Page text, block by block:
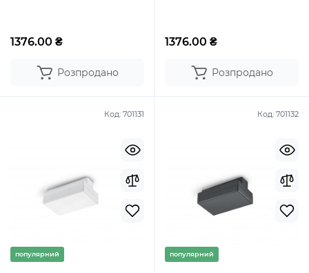
1376.00 ₴
Розпродано
1376.00 ₴
Розпродано
Код: 701131
популярний
Код: 701132
популярний